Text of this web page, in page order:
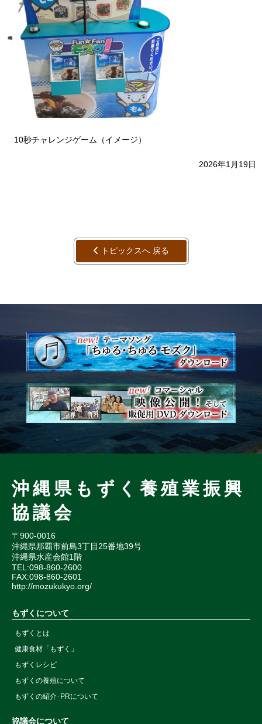
10秒チャレンジゲーム（イメージ）
2026年1月19日
トピックスへ 戻る
沖縄県もずく養殖業振興
協議会
〒900-0016
沖縄県那覇市前島3丁目25番地39号
沖縄県水産会館1階
TEL:098-860-2600
FAX:098-860-2601
http://mozukukyo.org/
もずくについて
もずくとは
健康食材「もずく」
もずくレシピ
もずくの養殖について
もずくの紹介･PRについて
協議会について